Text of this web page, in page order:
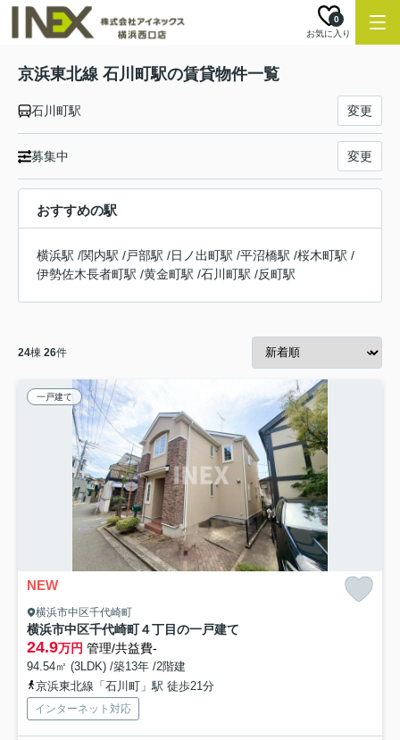
お気に入り
0
京浜東北線 石川町駅の賃貸物件一覧
石川町駅 変更
募集中 変更
おすすめの駅
横浜駅 /関内駅 /戸部駅 /日ノ出町駅 /平沼橋駅 /桜木町駅 /
伊勢佐木長者町駅 /黄金町駅 /石川町駅 /反町駅
24棟 26件
一戸建て
NEW
横浜市中区千代崎町
横浜市中区千代崎町４丁目の一戸建て
24.9万円 管理/共益費-
94.54㎡ (3LDK) /築13年 /2階建
京浜東北線「石川町」駅 徒歩21分
インターネット対応